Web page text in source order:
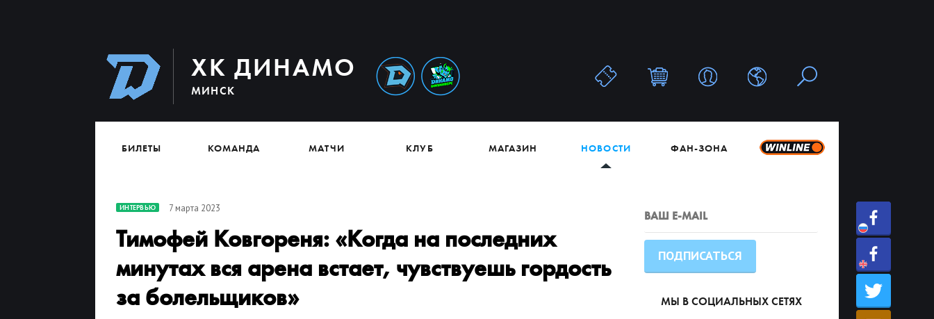
ХК ДИНАМО
МИНСК
БИЛЕТЫ КОМАНДА МАТЧИ КЛУБ МАГАЗИН НОВОСТИ ФАН-ЗОНА
МЫ В СОЦИАЛЬНЫХ СЕТЯХ
ИНТЕРВЬЮ 7 марта 2023
Тимофей Ковгореня: «Когда на последних
минутах вся арена встает, чувствуешь гордость
за болельщиков»